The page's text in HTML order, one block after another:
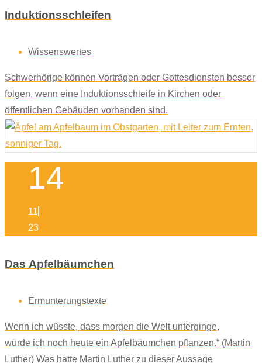
Induktionsschleifen
Wissenswertes
Schwerhörige können Vorträgen oder Gottesdiensten besser
folgen, wenn eine Induktionsschleife in Kirchen oder
öffentlichen Gebäuden vorhanden sind.
14
11
23
Das Apfelbäumchen
Ermunterungstexte
Wenn ich wüsste, dass morgen die Welt unterginge,
würde ich noch heute ein Apfelbäumchen pflanzen.“ (Martin
Luther) Was hatte Martin Luther zu dieser Aussage